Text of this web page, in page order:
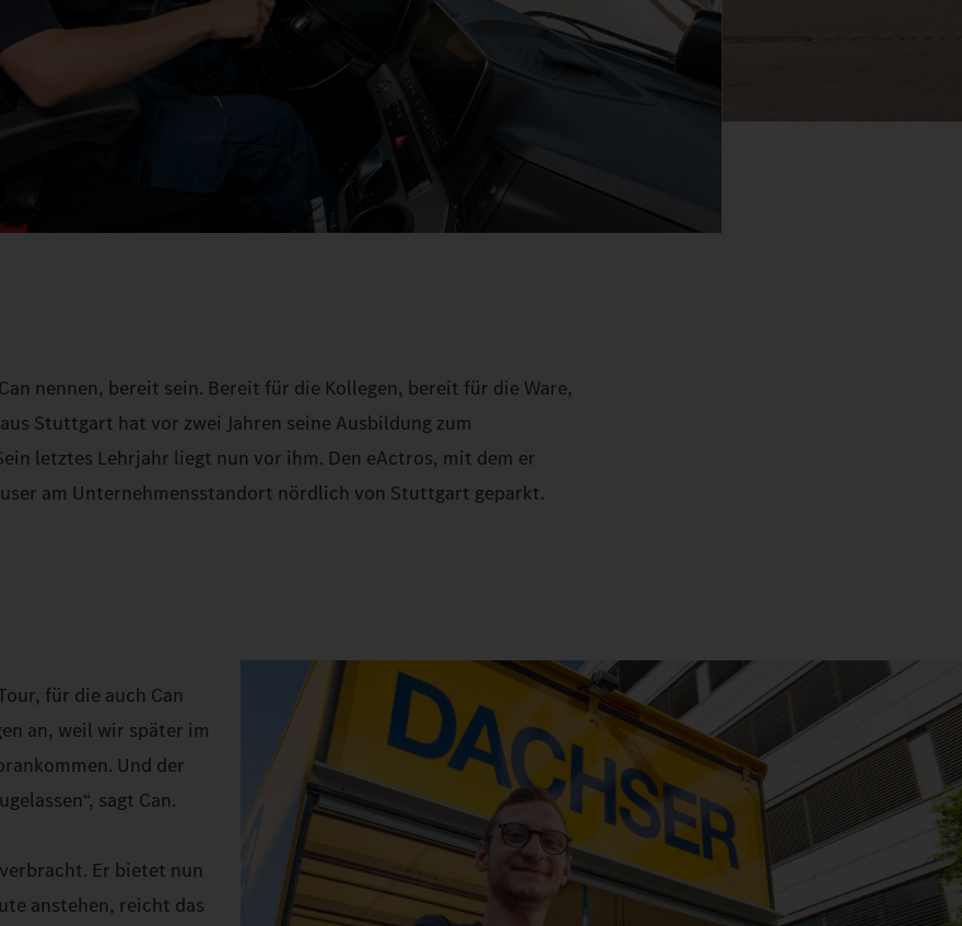
nennen, bereit sein. Bereit für die Kollegen, bereit für die Ware,
Stuttgart hat vor zwei Jahren seine Ausbildung zum
letztes Lehrjahr liegt nun vor ihm. Den eActros, mit dem er
am Unternehmensstandort nördlich von Stuttgart geparkt.
für die auch Can
an, weil wir später im
Und der
sagt Can.
Er bietet nun
anstehen, reicht das